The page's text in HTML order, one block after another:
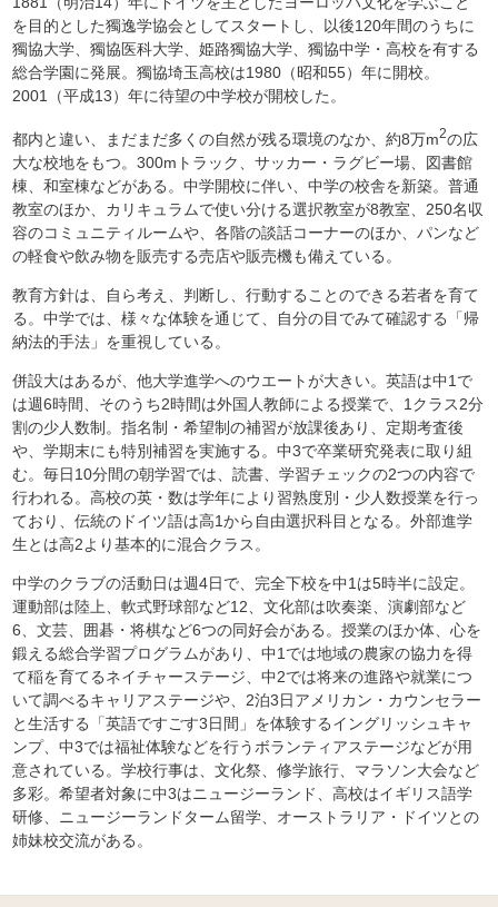
を目的とした獨逸学協会としてスタートし、以後120年間のうちに
獨協大学、獨協医科大学、姫路獨協大学、獨協中学・高校を有する
総合学園に発展。獨協埼玉高校は1980（昭和55）年に開校。
2001（平成13）年に待望の中学校が開校した。
都内と違い、まだまだ多くの自然が残る環境のなか、約8万m2の広
大な校地をもつ。300mトラック、サッカー・ラグビー場、図書館
棟、和室棟などがある。中学開校に伴い、中学の校舎を新築。普通
教室のほか、カリキュラムで使い分ける選択教室が8教室、250名収
容のコミュニティルームや、各階の談話コーナーのほか、パンなど
の軽食や飲み物を販売する売店や販売機も備えている。
教育方針は、自ら考え、判断し、行動することのできる若者を育て
る。中学では、様々な体験を通じて、自分の目でみて確認する「帰
納法的手法」を重視している。
併設大はあるが、他大学進学へのウエートが大きい。英語は中1で
は週6時間、そのうち2時間は外国人教師による授業で、1クラス2分
割の少人数制。指名制・希望制の補習が放課後あり、定期考査後
や、学期末にも特別補習を実施する。中3で卒業研究発表に取り組
む。毎日10分間の朝学習では、読書、学習チェックの2つの内容で
行われる。高校の英・数は学年により習熟度別・少人数授業を行っ
ており、伝統のドイツ語は高1から自由選択科目となる。外部進学
生とは高2より基本的に混合クラス。
中学のクラブの活動日は週4日で、完全下校を中1は5時半に設定。
運動部は陸上、軟式野球部など12、文化部は吹奏楽、演劇部など
6、文芸、囲碁・将棋など6つの同好会がある。授業のほか体、心を
鍛える総合学習プログラムがあり、中1では地域の農家の協力を得
て稲を育てるネイチャーステージ、中2では将来の進路や就業につ
いて調べるキャリアステージや、2泊3日アメリカン・カウンセラー
と生活する「英語ですごす3日間」を体験するイングリッシュキャ
ンプ、中3では福祉体験などを行うボランティアステージなどが用
意されている。学校行事は、文化祭、修学旅行、マラソン大会など
多彩。希望者対象に中3はニュージーランド、高校はイギリス語学
研修、ニュージーランドターム留学、オーストラリア・ドイツとの
姉妹校交流がある。